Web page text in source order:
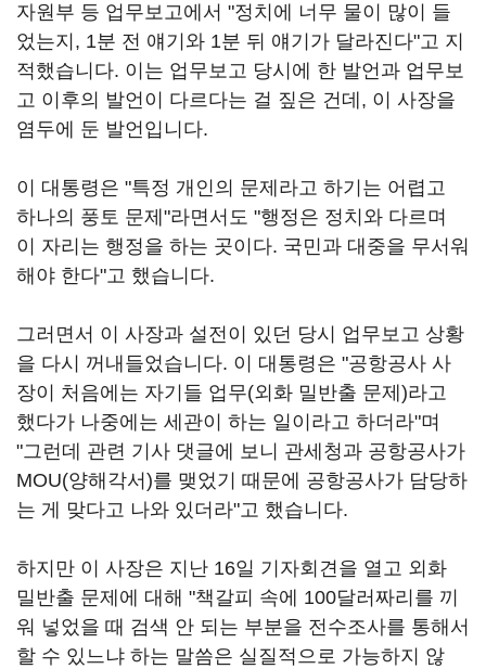
자원부 등 업무보고에서 "정치에 너무 물이 많이 들
었는지, 1분 전 얘기와 1분 뒤 얘기가 달라진다"고 지
적했습니다. 이는 업무보고 당시에 한 발언과 업무보
고 이후의 발언이 다르다는 걸 짚은 건데, 이 사장을
염두에 둔 발언입니다.
이 대통령은 "특정 개인의 문제라고 하기는 어렵고
하나의 풍토 문제"라면서도 "행정은 정치와 다르며
이 자리는 행정을 하는 곳이다. 국민과 대중을 무서워
해야 한다"고 했습니다.
그러면서 이 사장과 설전이 있던 당시 업무보고 상황
을 다시 꺼내들었습니다. 이 대통령은 "공항공사 사
장이 처음에는 자기들 업무(외화 밀반출 문제)라고
했다가 나중에는 세관이 하는 일이라고 하더라"며
"그런데 관련 기사 댓글에 보니 관세청과 공항공사가
MOU(양해각서)를 맺었기 때문에 공항공사가 담당하
는 게 맞다고 나와 있더라"고 했습니다.
하지만 이 사장은 지난 16일 기자회견을 열고 외화
밀반출 문제에 대해 "책갈피 속에 100달러짜리를 끼
워 넣었을 때 검색 안 되는 부분을 전수조사를 통해서
할 수 있느냐 하는 말씀은 실질적으로 가능하지 않